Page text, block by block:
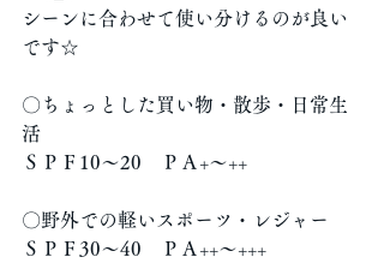
シーンに合わせて使い分けるのが良い
です☆
〇ちょっとした買い物・散歩・日常生
活
ＳＰＦ10～20　ＰＡ+～++
〇野外での軽いスポーツ・レジャー
ＳＰＦ30～40　ＰＡ++～+++